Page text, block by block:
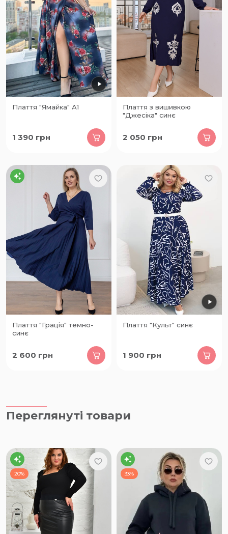
Плаття "Ямайка" А1
1 390 грн
Плаття з вишивкою
"Джесіка" синє
2 050 грн
Плаття "Грація" темно-
синє
2 600 грн
Плаття "Культ" синє
1 900 грн
Переглянуті товари
20% 33%